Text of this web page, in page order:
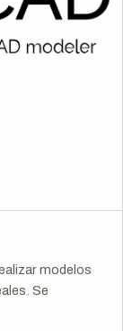
modelos
Se